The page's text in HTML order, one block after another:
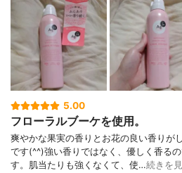
5.00
フローラルブーケを使用。
爽やかな果実の香りとお花の良い香りが
です(^^)強い香りではなく、優しく香る
す。肌当たりも強くなくて、使…続きを